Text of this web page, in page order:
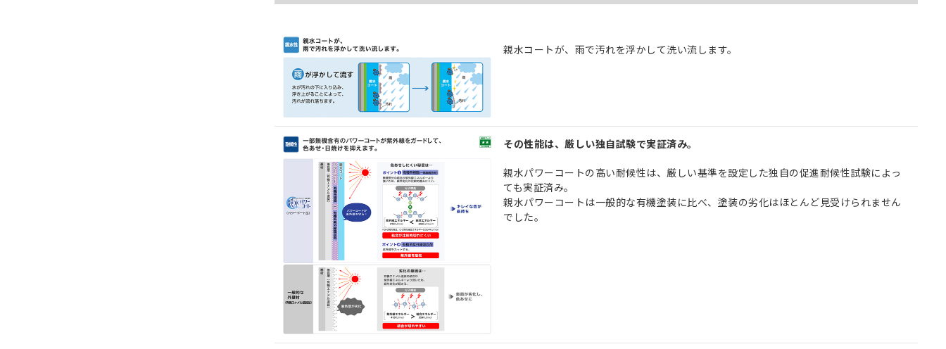
親水コートが、雨で汚れを浮かして洗い流します。
その性能は、厳しい独自試験で実証済み。
親水パワーコートの高い耐候性は、厳しい基準を設定した独自の促進耐候性試験によっ
ても実証済み。
親水パワーコートは一般的な有機塗装に比べ、塗装の劣化はほとんど見受けられません
でした。